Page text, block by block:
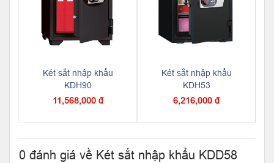
Két sắt nhập khẩu
KDH90
11,568,000 đ
Két sắt nhập khẩu
KDH53
6,216,000 đ
0 đánh giá về Két sắt nhập khẩu KDD58